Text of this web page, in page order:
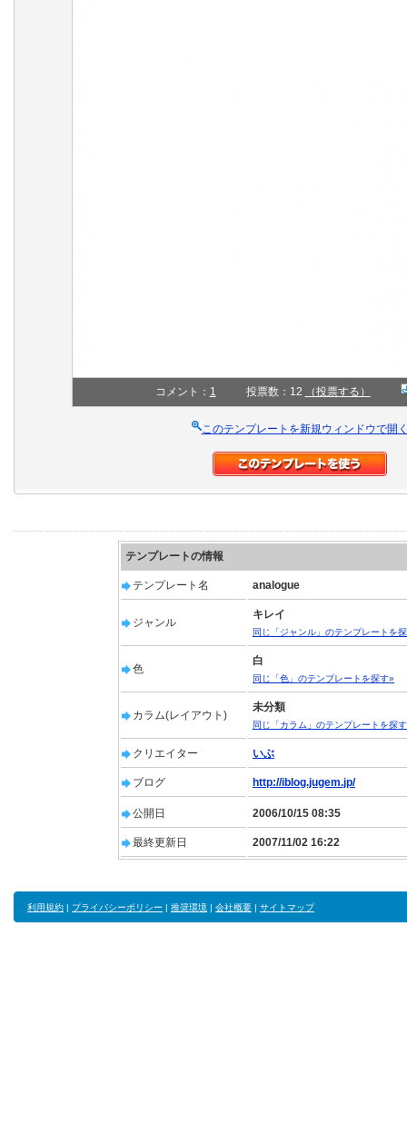
コメント： 1 投票数：12 （投票する）
このテンプレートを新規ウィンドウで開
テンプレートの情報
テンプレート名 analogue
ジャンル
キレイ
同じ「ジャンル」のテンプレートを
色
白
同じ「色」のテンプレートを探す»
カラム(レイアウト)
未分類
同じ「カラム」のテンプレートを探
クリエイター いぶ
ブログ http://iblog.jugem.jp/
公開日 2006/10/15 08:35
最終更新日 2007/11/02 16:22
利用規約 | プライバシーポリシー | 推奨環境 | 会社概要 | サイトマップ